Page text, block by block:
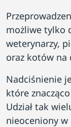
możliwe tylko
weterynarzy,
oraz kotów na
Nadciśnienie
które
Udział tak
nieoceniony